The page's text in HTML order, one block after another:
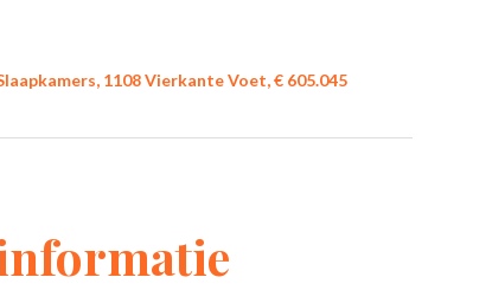
1108 Vierkante Voet, € 605.045